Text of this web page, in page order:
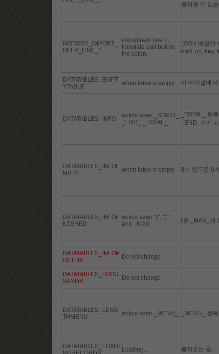
불러올 수 있
HISTORY_IMPORT_
HELP_LINE_2
import help line 2,
translate part before
the colon.
JSON 배열만
mail, url, key,
DATATABLES_EMPT
YTABLE
when table is empty 이 테이블에
DATATABLES_INFO
notice keep _START_
_END_ _TOTAL_
_TOTAL_ 항
_END_까지
DATATABLES_INFOE
MPTY
when table is empty 0개 항목중 0
DATATABLES_INFOF
ILTERED
notice keep "(", ")"
and _MAX_
(총 _MAX_개
DATATABLES_INFOP
OSTFIX
Do not change .
DATATABLES_THOU
SANDS
Do not change ,
DATATABLES_LENG
THMENU
notice keep _MENU_ _MENU_ 항
DATATABLES_LOADI
Loading... 불러오는 중...